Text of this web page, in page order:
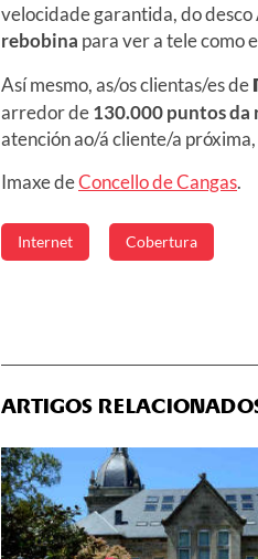
velocidade garantida, do
rebobina para ver a tele como
Así mesmo, as/os clientas/es de
arredor de130.000 puntos
atención ao/á cliente/a
Imaxe deConcello de Cangas.
Internet Cobertura
ARTIGOS